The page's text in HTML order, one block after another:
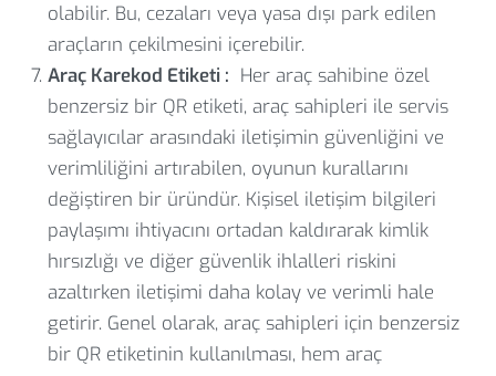
olabilir. Bu, cezaları veya yasa dışı park edilen
araçların çekilmesini içerebilir.
Araç Karekod Etiketi : Her araç sahibine özel
benzersiz bir QR etiketi, araç sahipleri ile servis
sağlayıcılar arasındaki iletişimin güvenliğini ve
verimliliğini artırabilen, oyunun kurallarını
değiştiren bir üründür. Kişisel iletişim bilgileri
paylaşımı ihtiyacını ortadan kaldırarak kimlik
hırsızlığı ve diğer güvenlik ihlalleri riskini
azaltırken iletişimi daha kolay ve verimli hale
getirir. Genel olarak, araç sahipleri için benzersiz
bir QR etiketinin kullanılması, hem araç